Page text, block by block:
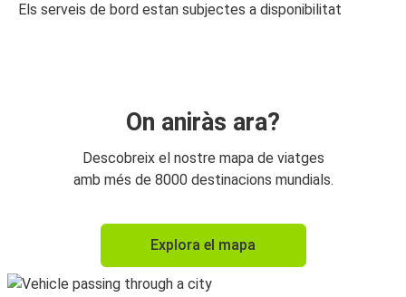
Els serveis de bord estan subjectes a disponibilitat
On aniràs ara?
Descobreix el nostre mapa de viatges
amb més de 8000 destinacions mundials.
Explora el mapa